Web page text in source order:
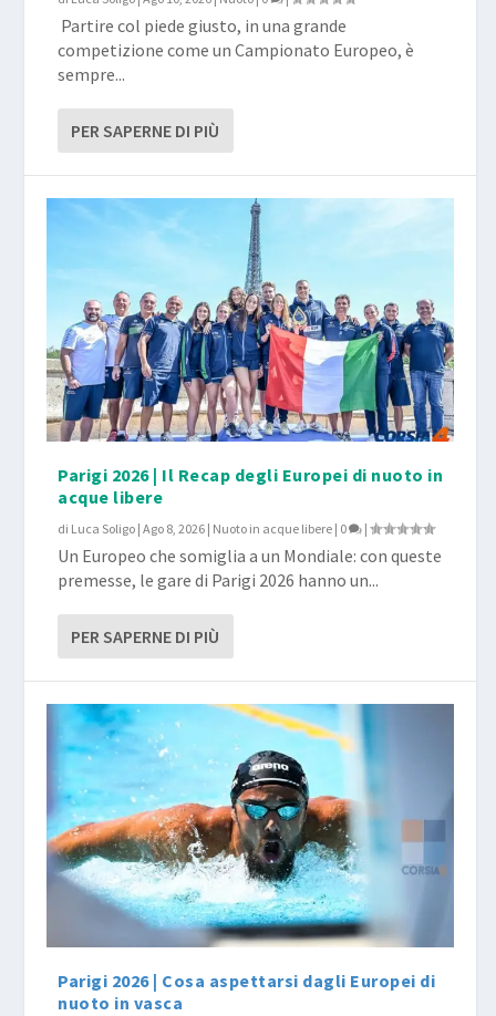
​ Partire col piede giusto, in una grande
competizione come un Campionato Europeo, è
sempre...
PER SAPERNE DI PIÙ
Parigi 2026 | Il Recap degli Europei di nuoto in
acque libere
di Luca Soligo |Ago 8, 2026 | Nuoto in acque libere | 0 |
Un Europeo che somiglia a un Mondiale: con queste
premesse, le gare di Parigi 2026 hanno un...
PER SAPERNE DI PIÙ
Parigi 2026 | Cosa aspettarsi dagli Europei di
nuoto in vasca